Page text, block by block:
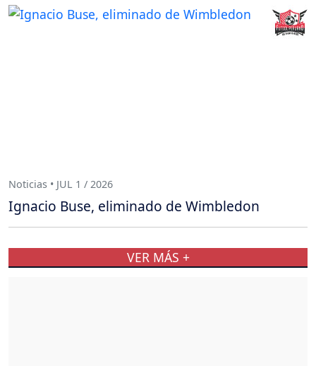
Noticias • JUL 1 / 2026
Ignacio Buse, eliminado de Wimbledon
VER MÁS +